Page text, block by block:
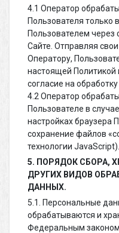
4.1 Оператор
Пользователя только
Пользователем
Сайте. Отправляя
Оператору,
настоящей Политикой
согласие на
4.2 Оператор
Пользователе в
настройках браузера
сохранение файлов
технологии JavaScript).
5. ПОРЯДОК СБОРА,
ДРУГИХ ВИДОВ
ДАННЫХ.
5.1. Персональные
обрабатываются и
Федеральным